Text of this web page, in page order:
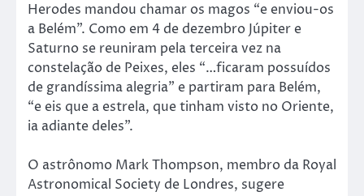
Herodes mandou chamar os magos “e enviou-os
a Belém”. Como em 4 de dezembro Júpiter e
Saturno se reuniram pela terceira vez na
constelação de Peixes, eles “…ficaram possuídos
de grandíssima alegria” e partiram para Belém,
“e eis que a estrela, que tinham visto no Oriente,
ia adiante deles”.
O astrônomo Mark Thompson, membro da Royal
Astronomical Society de Londres, sugere